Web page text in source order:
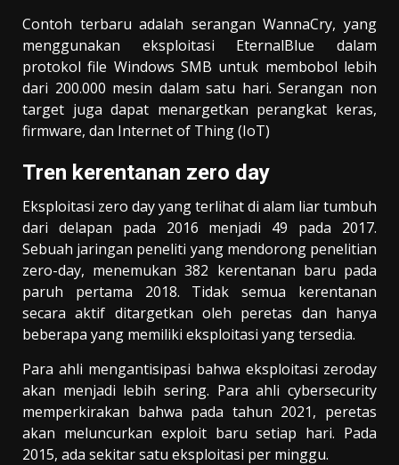
Contoh terbaru adalah serangan WannaCry, yang
menggunakan eksploitasi EternalBlue dalam
protokol file Windows SMB untuk membobol lebih
dari 200.000 mesin dalam satu hari. Serangan non
target juga dapat menargetkan perangkat keras,
firmware, dan Internet of Thing (IoT)
Tren kerentanan zero day
Eksploitasi zero day yang terlihat di alam liar tumbuh
dari delapan pada 2016 menjadi 49 pada 2017.
Sebuah jaringan peneliti yang mendorong penelitian
zero-day, menemukan 382 kerentanan baru pada
paruh pertama 2018. Tidak semua kerentanan
secara aktif ditargetkan oleh peretas dan hanya
beberapa yang memiliki eksploitasi yang tersedia.
Para ahli mengantisipasi bahwa eksploitasi zeroday
akan menjadi lebih sering. Para ahli cybersecurity
memperkirakan bahwa pada tahun 2021, peretas
akan meluncurkan exploit baru setiap hari. Pada
2015, ada sekitar satu eksploitasi per minggu.